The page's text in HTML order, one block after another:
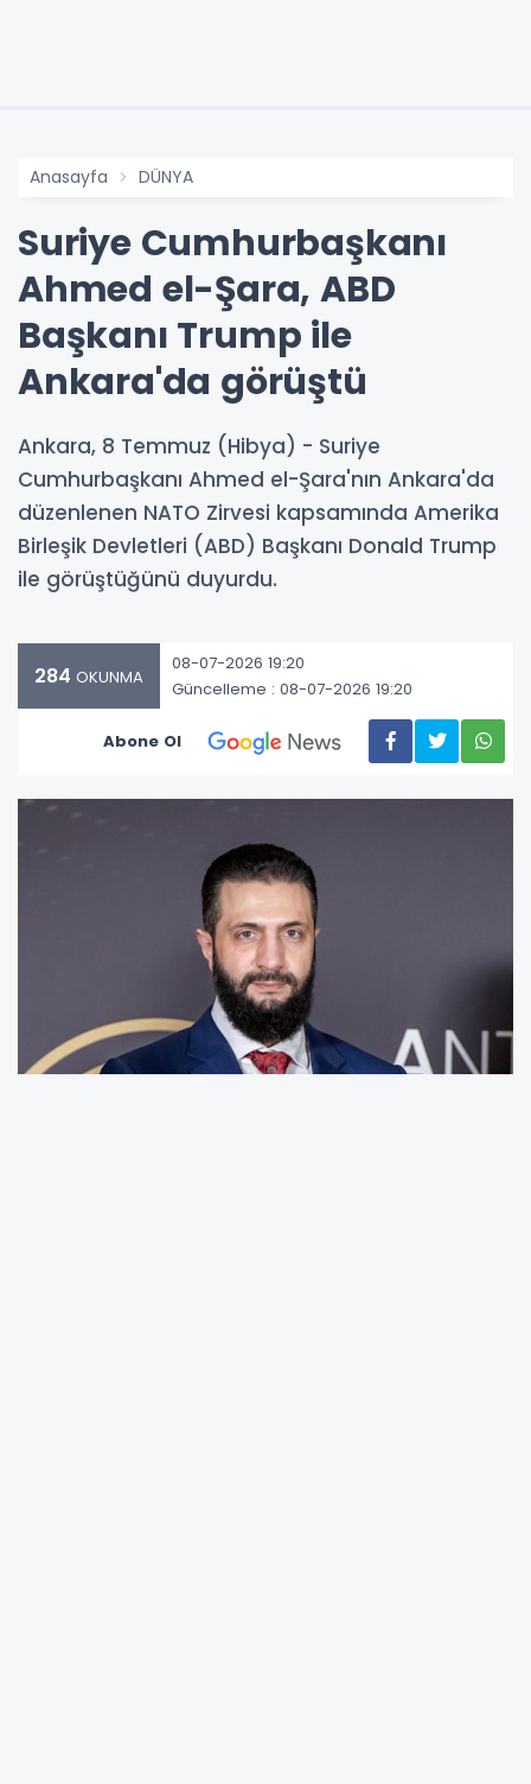
Anasayfa DÜNYA
Suriye Cumhurbaşkanı
Ahmed el-Şara, ABD
Başkanı Trump ile
Ankara'da görüştü
Ankara, 8 Temmuz (Hibya) - Suriye
Cumhurbaşkanı Ahmed el-Şara'nın Ankara'da
düzenlenen NATO Zirvesi kapsamında Amerika
Birleşik Devletleri (ABD) Başkanı Donald Trump
ile görüştüğünü duyurdu.
284 OKUNMA
08-07-2026 19:20
Güncelleme : 08-07-2026 19:20
Abone Ol